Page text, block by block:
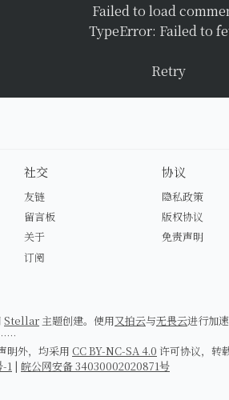
Failed to load
TypeError: Failed to
Retry
社交
友链
留言板
关于
订阅
协议
隐私政策
版权协议
免责声明
Stellar 主题创建。使用又拍云与无畏云进行加
明外，均采用 CC BY-NC-SA 4.0 许可协议，转
-1 | 皖公网安备 34030002020871号